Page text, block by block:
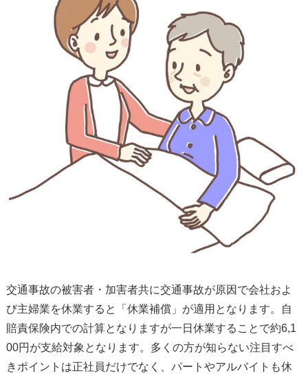
交通事故の被害者・加害者共に交通事故が原因で会社およ
び主婦業を休業すると「休業補償」が適用となります。自
賠責保険内での計算となりますが一日休業することで約6,1
00円が支給対象となります。多くの方が知らない注目すべ
きポイントは正社員だけでなく、パートやアルバイトも休